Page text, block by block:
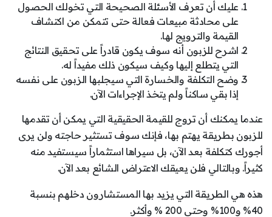
عليك أن تعرف الأسئلة الصحيحة التي تخولك الحصول
على محادثة مبيعات فعالة حتى تتمكن من اكتشاف
القيمة والترويج لها.
اشرح للزبون أنه سوف يكون قادراً على تحقيق النتائج
التي يتطلع إليها وكيف سيكون ذلك مفيداً له.
وضح التكلفة والخسارة التي سيجلبها الزبون على نفسه
إذا بقي ساكناً ولم يتخذ الإجراءات الآن.
عندما يمكنك أن تروج للقيمة الحقيقية التي يمكن أن تقدمها
للزبون بطريقة يهتم بها، فإنك سوف تستثير حاجته ولن يرى
أجورك كتكلفة بعد الآن، بل سيراها استثماراً سيستفيد منه
كثيراً. وبالتالي فلن يعيقك الاعتراض الشائع بعد الآن.
هذه هي الطريقة التي يزيد بها المستشارون دخلهم بنسبة
40% و100% وحتى 200 % وأكثر.